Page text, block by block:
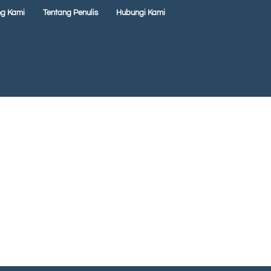
Kami Tentang Penulis Hubungi Kami